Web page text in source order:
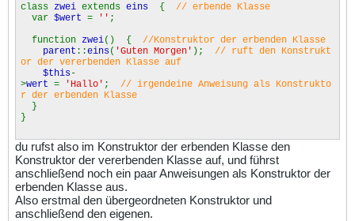
class zwei extends eins { // erbende Klasse
var $wert = '' ;
function zwei() { //Konstruktor der erbenden Klasse
parent ::eins( 'Guten Morgen' ); // ruft den Konstrukt
or der vererbenden Klasse auf
$this-
>wert = 'Hallo' ; // irgendeine Anweisung als Konstrukto
r der erbenden Klasse
}
}
du rufst also im Konstruktor der erbenden Klasse den
Konstruktor der vererbenden Klasse auf, und führst
anschließend noch ein paar Anweisungen als Konstruktor der
erbenden Klasse aus.
Also erstmal den übergeordneten Konstruktor und
anschließend den eigenen.